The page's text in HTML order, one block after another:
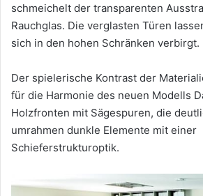
schmeichelt der transparenten
Rauchglas. Die verglasten Türen
sich in den hohen Schränken verbirgt.
Der spielerische Kontrast der
für die Harmonie des neuen Modells
Holzfronten mit Sägespuren, die
umrahmen dunkle Elemente mit einer
Schieferstrukturoptik.